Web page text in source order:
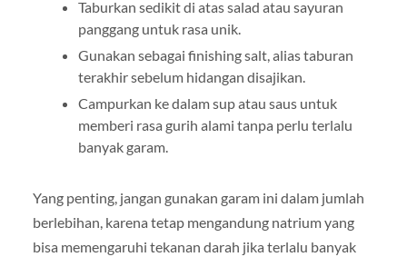
Taburkan sedikit di atas salad atau sayuran
panggang untuk rasa unik.
Gunakan sebagai finishing salt, alias taburan
terakhir sebelum hidangan disajikan.
Campurkan ke dalam sup atau saus untuk
memberi rasa gurih alami tanpa perlu terlalu
banyak garam.
Yang penting, jangan gunakan garam ini dalam jumlah
berlebihan, karena tetap mengandung natrium yang
bisa memengaruhi tekanan darah jika terlalu banyak